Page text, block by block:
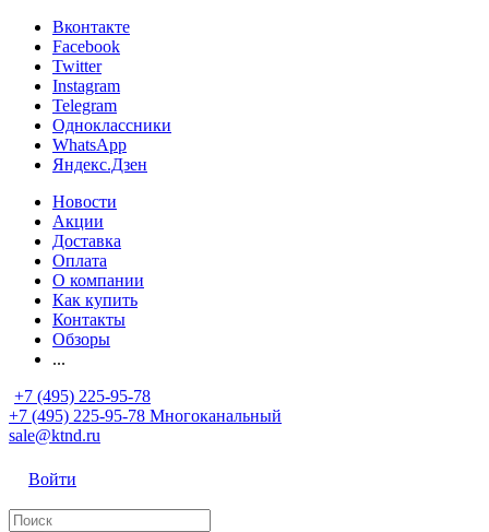
Вконтакте
Facebook
Twitter
Instagram
Telegram
Одноклассники
WhatsApp
Яндекс.Дзен
Новости
Акции
Доставка
Оплата
О компании
Как купить
Контакты
Обзоры
...
+7 (495) 225-95-78
+7 (495) 225-95-78 Многоканальный
sale@ktnd.ru
Войти